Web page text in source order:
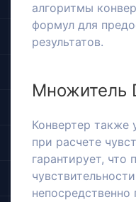
алгоритмы
формул для
результатов.
Множитель
Конвертер также
при расчете
гарантирует, что